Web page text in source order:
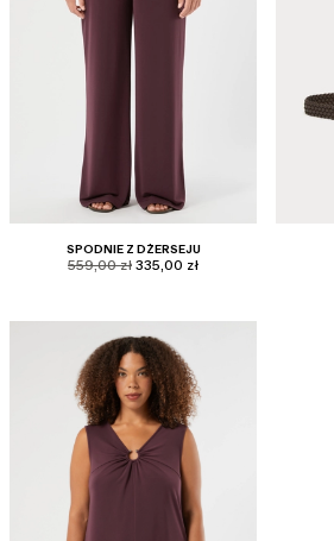
SPODNIE Z DŻERSEJU
product.price.original
559,00 zł product.price.sale
335,00 zł